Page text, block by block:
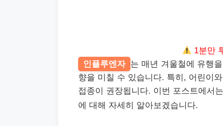
1분만
인플루엔자 는 매년 겨울철에 유행
향을 미칠 수 있습니다. 특히, 어린이
접종이 권장됩니다. 이번 포스트에서
에 대해 자세히 알아보겠습니다.